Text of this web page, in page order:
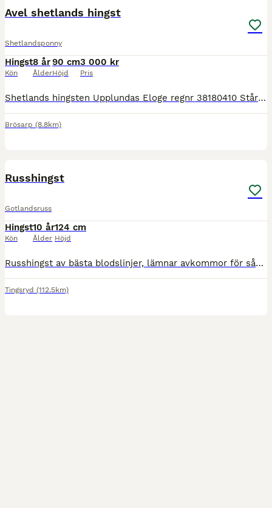
Avel shetlands hingst
Shetlandsponny
Hingst
Kön
8 år
Ålder
90 cm
Höjd
3 000 kr
Pris
Shetlands hingsten Upplundas Eloge regnr 38180410 Står nu till förfogande på Hästtjänst I Sillaröd. Pris för Egon 5000 kr språngavgift 100 kronor per dag. Inklusive ensilage. Om annat grovfoder så t
Brösarp (8.8km)
Russhingst
Gotlandsruss
Hingst
Kön
10 år
Ålder
124 cm
Höjd
Russhingst av bästa blodslinjer, lämnar avkommor för såväl trav som utställningsdjur.Säljes eller utlånas.
Tingsryd (112.5km)